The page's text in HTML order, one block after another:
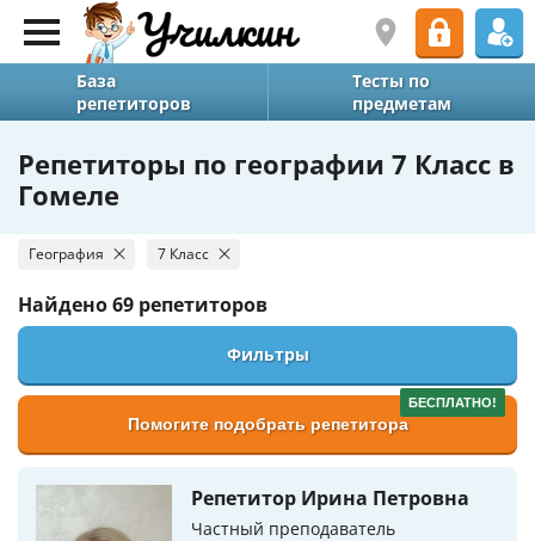
База
репетиторов
Тесты по
предметам
Репетиторы по географии 7 Класс в
Гомеле
География 7 Класс
Найдено69 репетиторов
Фильтры
БЕСПЛАТНО!
Помогите подобрать репетитора
Репетитор Ирина Петровна
Частный преподаватель